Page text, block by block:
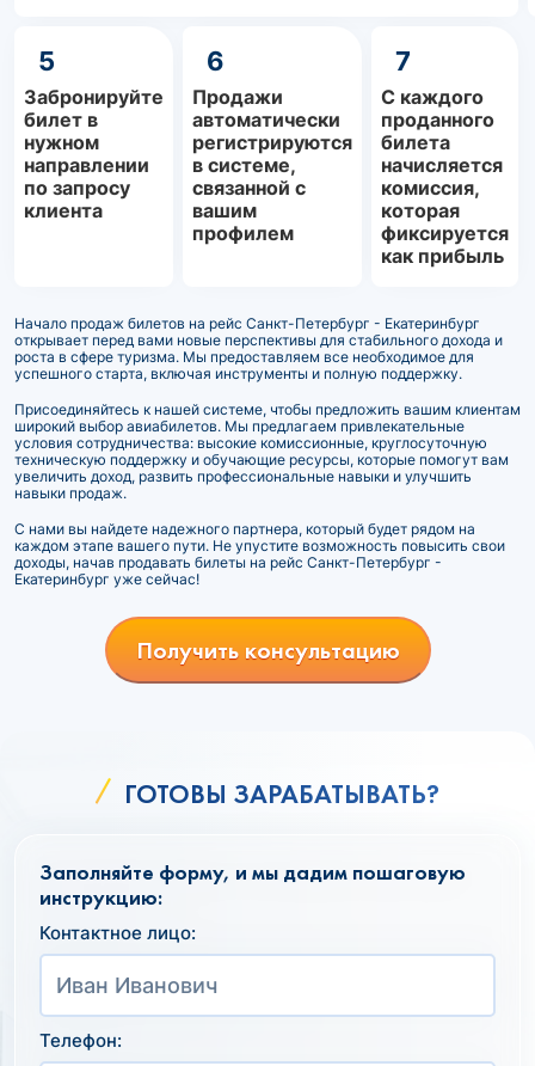
5
Забронируйте
билет в
нужном
направлении
по запросу
клиента
6
Продажи
автоматически
регистрируются
в системе,
связанной с
вашим
профилем
7
С каждого
проданного
билета
начисляется
комиссия,
которая
фиксируется
как прибыль
Начало продаж билетов на рейс Санкт-Петербург - Екатеринбург
открывает перед вами новые перспективы для стабильного дохода и
роста в сфере туризма. Мы предоставляем все необходимое для
успешного старта, включая инструменты и полную поддержку.
Присоединяйтесь к нашей системе, чтобы предложить вашим клиентам
широкий выбор авиабилетов. Мы предлагаем привлекательные
условия сотрудничества: высокие комиссионные, круглосуточную
техническую поддержку и обучающие ресурсы, которые помогут вам
увеличить доход, развить профессиональные навыки и улучшить
навыки продаж.
С нами вы найдете надежного партнера, который будет рядом на
каждом этапе вашего пути. Не упустите возможность повысить свои
доходы, начав продавать билеты на рейс Санкт-Петербург -
Екатеринбург уже сейчас!
Получить консультацию
ГОТОВЫ ЗАРАБАТЫВАТЬ?
Заполняйте форму, и мы дадим пошаговую
инструкцию:
Контактное лицо:
Телефон: